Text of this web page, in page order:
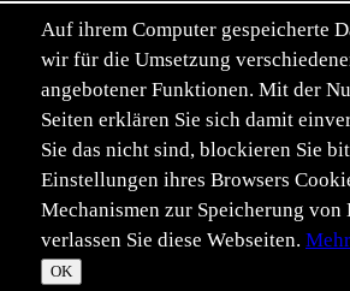
Einträge von 193.
Seite:Erste Zurück 1 2 3 4
Verwandte
Auf ihrem Computer gespeicherte
wir für die Umsetzung
angebotener Funktionen. Mit der
Seiten erklären Sie sich damit
Sie das nicht sind, blockieren Sie
Einstellungen ihres Browsers
Mechanismen zur Speicherung von
verlassen Sie diese Webseiten.
OK